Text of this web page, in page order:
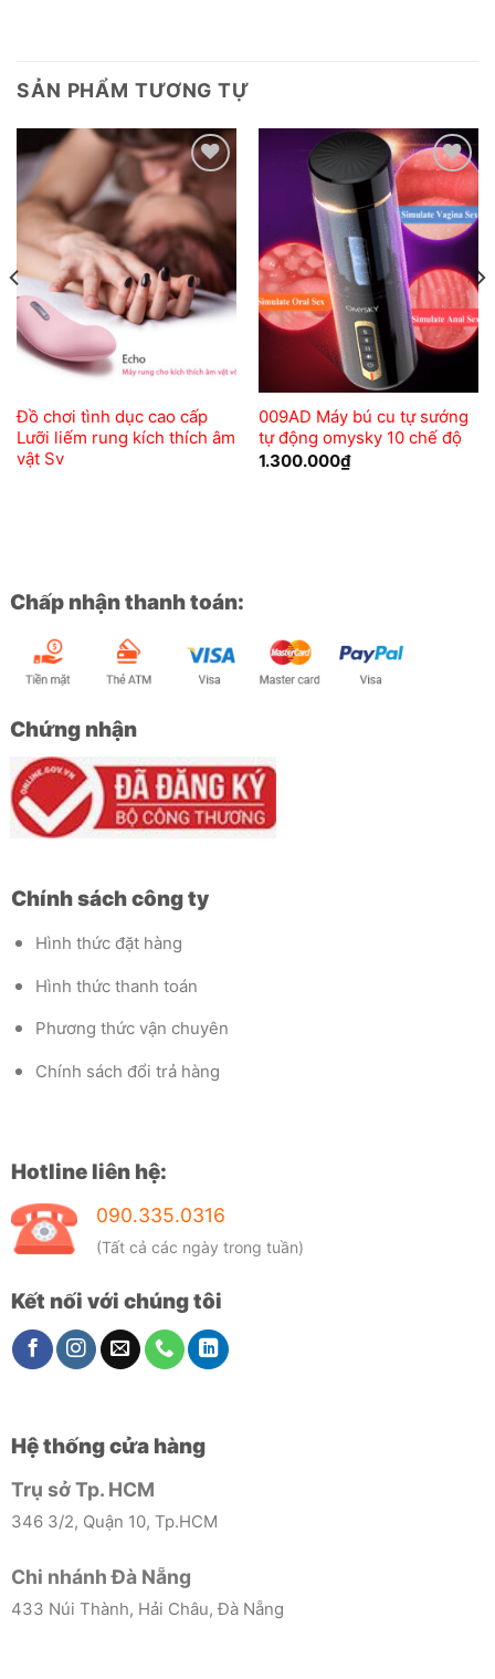
SẢN PHẨM TƯƠNG TỰ
Add to
wishlist
Đồ chơi tình dục cao cấp
Lưỡi liếm rung kích thích âm
vật Sv
Add to
wishlist
009AD Máy bú cu tự sướng
tự động omysky 10 chế độ
1.300.000₫
Chấp nhận thanh toán:
Chứng nhận
Chính sách công ty
Hình thức đặt hàng
Hình thức thanh toán
Phương thức vận chuyên
Chính sách đổi trả hàng
Hotline liên hệ:
090.335.0316
(Tất cả các ngày trong tuần)
Kết nối với chúng tôi
Hệ thống cửa hàng
Trụ sở Tp. HCM
346 3/2, Quận 10, Tp.HCM
Chi nhánh Đà Nẵng
433 Núi Thành, Hải Châu, Đà Nẵng